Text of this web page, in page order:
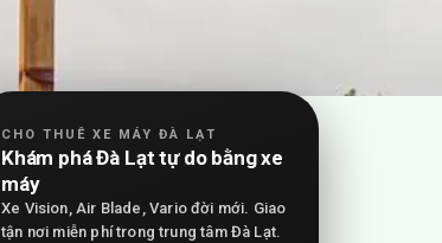
CHO THUÊ XE MÁY ĐÀ LẠT
Khám phá Đà Lạt tự do bằng xe
máy
Xe Vision, Air Blade, Vario đời mới. Giao
tận nơi miễn phí trong trung tâm Đà Lạt.